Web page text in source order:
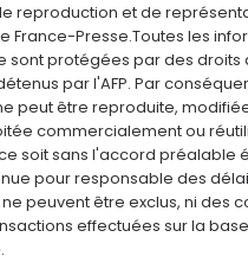
reproduction et de
France-Presse.Toutes les
sont protégées par des droits
par l'AFP. Par
peut être reproduite,
commercialement ou
soit sans l'accord préalable
pour responsable des
peuvent être exclus, ni des
effectuées sur la